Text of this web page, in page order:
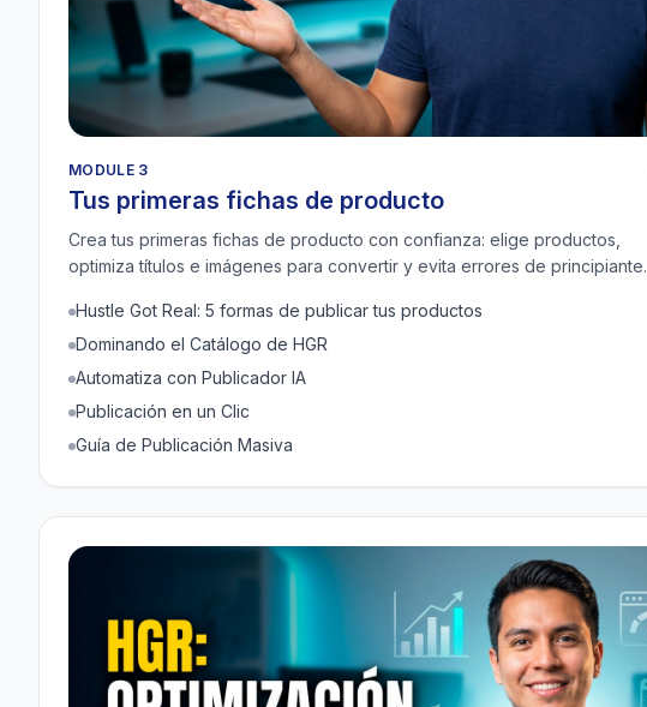
MODULE 3
Tus primeras fichas de producto
Crea tus primeras fichas de producto con confianza: elige productos,
optimiza títulos e imágenes para convertir y evita errores de principiante.
Hustle Got Real: 5 formas de publicar tus productos
Dominando el Catálogo de HGR
Automatiza con Publicador IA
Publicación en un Clic
Guía de Publicación Masiva